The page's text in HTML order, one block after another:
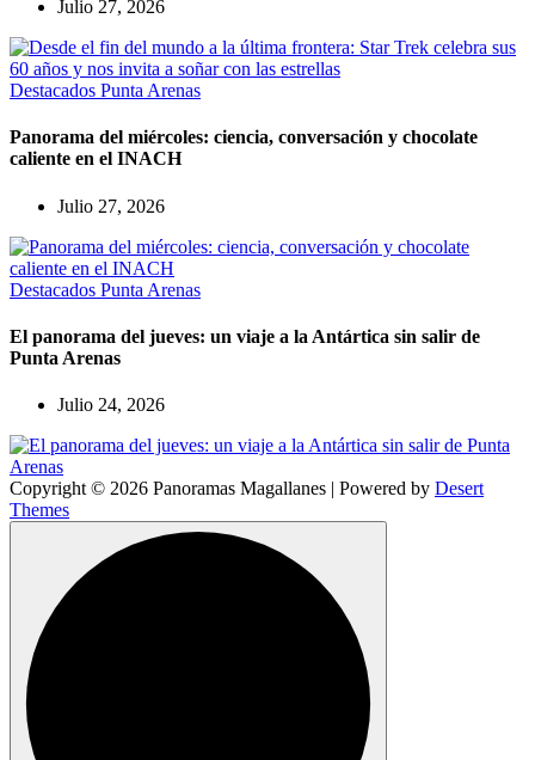
Julio 27, 2026
Destacados Punta Arenas
Panorama del miércoles: ciencia, conversación y chocolate
caliente en el INACH
Julio 27, 2026
Destacados Punta Arenas
El panorama del jueves: un viaje a la Antártica sin salir de
Punta Arenas
Julio 24, 2026
Copyright © 2026 Panoramas Magallanes | Powered by Desert
Themes